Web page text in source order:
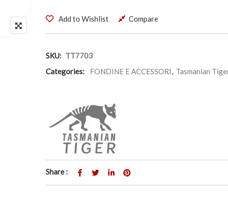
Add to Wishlist Compare
SKU: TT7703
Categories:
FONDINE E ACCESSORI, Tasmanian
Share :